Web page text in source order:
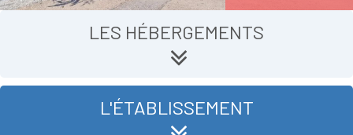
LES HÉBERGEMENTS
L'ÉTABLISSEMENT